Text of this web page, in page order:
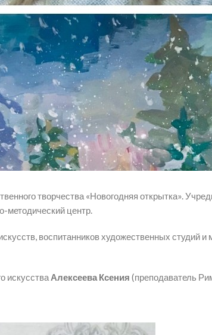
творчества «Новогодняя открытка».
методический центр.
воспитанников художественных студий и
искусства Алексеева Ксения (преподаватель